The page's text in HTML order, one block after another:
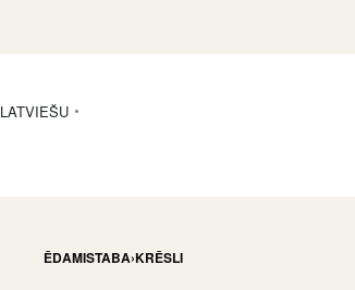
LATVIEŠU
ĒDAMISTABA›KRĒSLI